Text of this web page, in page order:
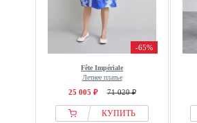
-65%
Fête Impériale
Летнее платье
25 005 ₽ 71 020 ₽
КУПИТЬ